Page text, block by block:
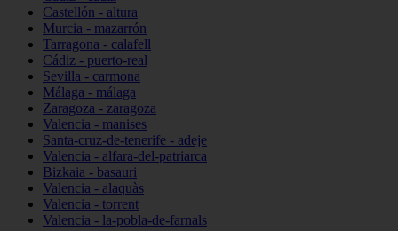
Castellón - altura
Murcia - mazarrón
Tarragona - calafell
Cádiz - puerto-real
Sevilla - carmona
Málaga - málaga
Zaragoza - zaragoza
Valencia - manises
Santa-cruz-de-tenerife - adeje
Valencia - alfara-del-patriarca
Bizkaia - basauri
Valencia - alaquàs
Valencia - torrent
Valencia - la-pobla-de-farnals